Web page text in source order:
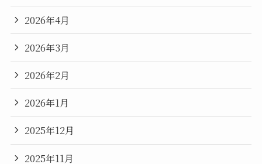
2026年4月
2026年3月
2026年2月
2026年1月
2025年12月
2025年11月